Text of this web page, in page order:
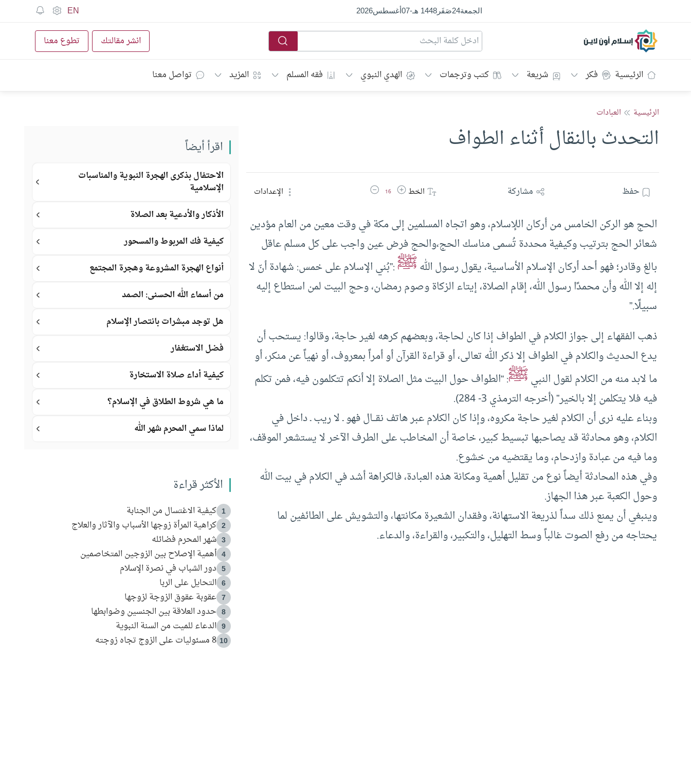
الجمعة24صَفَر1448 هـ -
07أغسطس2026
EN
إسلام أون لاين انشر مقالتك تطوع معنا
الرئيسية فكر شريعة كتب وترجمات الهدي النبوي فقه المسلم المزيد تواصل معنا
الرئيسية العبادات
التحدث بالنقال أثناء الطواف
حفظ مشاركة الخطزيادة حجم الخط
16 تقليل حجم الخط الإعدادات
الحج هو الركن الخامس من أركان اللإسلام، وهو اتجاه المسلمين إلى مكة في وقت معين من العام مؤدين
شعائر الحج بترتيب وكيفية محددة تُسمى مناسك الحج،والحج فرض عين واجب على كل مسلم عاقل
بالغ وقادر؛ فهو أحد أركان الإسلام الأساسية، يقول رسول اللهﷺ:”بُني الإسلام على خمس: شهادة أنّ لا
إله إلا الله وأن محمدًا رسول الله، إقام الصلاة، إيتاء الزكاة وصوم رمضان، وحج البيت لمن استطاع إليه
سبيلًا.”
ذهب الفقهاء إلى جواز الكلام في الطواف إذا كان لحاجة، وبعضهم كرهه لغير حاجة، وقالوا: يستحب أن
يدع الحديث والكلام في الطواف إلا ذكر الله تعالى، أو قراءة القرآن أو أمراً بمعروف، أو نهياً عن منكر، أو
ما لابد منه من الكلام لقول النبيﷺ: “الطواف حول البيت مثل الصلاة إلا أنكم تتكلمون فيه، فمن تكلم
فيه فلا يتكلمن إلا بالخير” (أخرجه الترمذي 3- 284).
وبناء عليه نرى أن الكلام لغير حاجة مكروه، وإذا كان الكلام عبر هاتف نقـــال فهو ـ لا ريب ـ داخل في
الكلام، وهو محادثة قد يصاحبها تبسيط كبير، خاصة أن المخاطب على الطرف الآخر لا يستشعر الموقف،
وما فيه من عبادة وازدحام، وما يقتضيه من خشوع.
وفي هذه المحادثة أيضاً نوع من تقليل أهمية ومكانة هذه العبادة، فالكراهة أشد في الكلام في بيت الله
وحول الكعبة عبر هذا الجهاز.
وينبغي أن يمنع ذلك سداً لذريعة الاستهانة، وفقدان الشعيرة مكانتها، والتشويش على الطائفين لما
يحتاجه من رفع الصوت غالباً وسط التهليل، والتكبير، والقراءة، والدعاء.
اقرأ أيضاً
الاحتفال بذكرى الهجرة النبوية والمناسبات
الإسلامية
الأذكار والأدعية بعد الصلاة
كيفية فك المربوط والمسحور
أنواع الهجرة المشروعة وهجرة المجتمع
من أسماء الله الحسنى: الصمد
هل توجد مبشرات بانتصار الإسلام
فضل الاستغفار
كيفية أداء صلاة الاستخارة
ما هي شروط الطلاق في الإسلام؟
لماذا سمي المحرم شهر الله
الأكثر قراءة
1 كيفية الاغتسال من الجنابة
2 كراهية المرأة زوجها الأسباب والآثار والعلاج
3 شهر المحرم فضائله
4 أهمية الإصلاح بين الزوجين المتخاصمين
5 دور الشباب في نصرة الإسلام
6 التحايل على الربا
7 عقوبة عقوق الزوجة لزوجها
8 حدود العلاقة بين الجنسين وضوابطها
9 الدعاء للميت من السنة النبوية
10 8 مسئوليات على الزوج تجاه زوجته